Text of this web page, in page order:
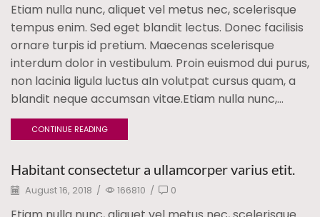
Etiam nulla nunc, aliquet vel metus nec, scelerisque
tempus enim. Sed eget blandit lectus. Donec facilisis
ornare turpis id pretium. Maecenas scelerisque
interdum dolor in vestibulum. Proin euismod dui purus,
non lacinia ligula luctus aIn volutpat cursus quam, a
blandit neque accumsan vitae.Etiam nulla nunc,...
CONTINUE READING
Habitant consectetur a ullamcorper varius etit.
August 16, 2018 / 166810 / 0